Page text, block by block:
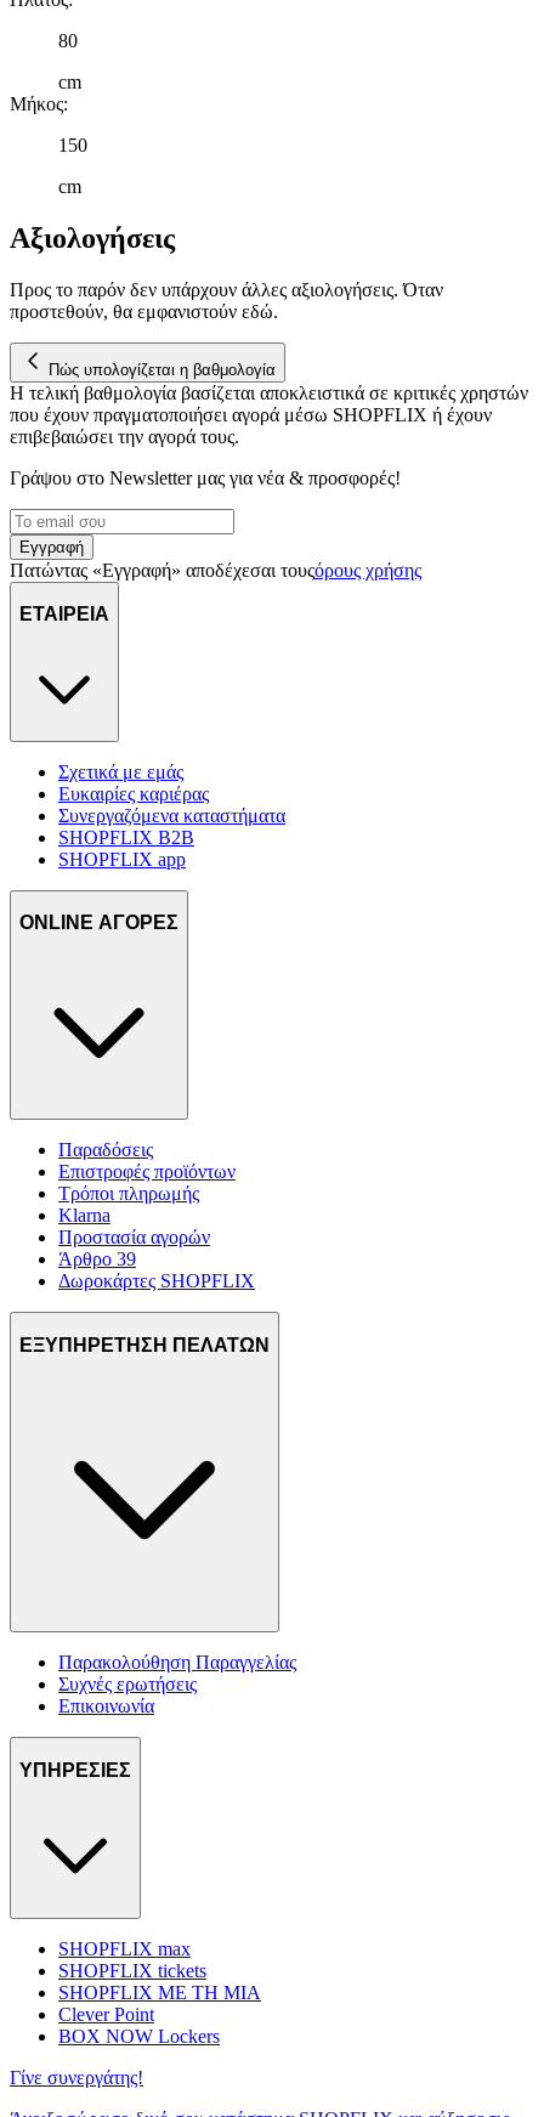
80
cm
Μήκος:
150
cm
Αξιολογήσεις
Προς το παρόν δεν υπάρχουν άλλες αξιολογήσεις. Όταν
προστεθούν, θα εμφανιστούν εδώ.
Πώς υπολογίζεται η βαθμολογία
Η τελική βαθμολογία βασίζεται αποκλειστικά σε κριτικές χρηστών
που έχουν πραγματοποιήσει αγορά μέσω SHOPFLIX ή έχουν
επιβεβαιώσει την αγορά τους.
Γράψου στο Νewsletter μας για νέα & προσφορές!
Εγγραφή
Πατώντας «Εγγραφή» αποδέχεσαι τουςόρους χρήσης
ΕΤΑΙΡΕΙΑ
Σχετικά με εμάς
Ευκαιρίες καριέρας
Συνεργαζόμενα καταστήματα
SHOPFLIX B2B
SHOPFLIX app
ONLINE ΑΓΟΡΕΣ
Παραδόσεις
Επιστροφές προϊόντων
Τρόποι πληρωμής
Klarna
Προστασία αγορών
Άρθρο 39
Δωροκάρτες SHOPFLIX
ΕΞΥΠΗΡΕΤΗΣΗ ΠΕΛΑΤΩΝ
Παρακολούθηση Παραγγελίας
Συχνές ερωτήσεις
Επικοινωνία
ΥΠΗΡΕΣΙΕΣ
SHOPFLIX max
SHOPFLIX tickets
SHOPFLIX ΜΕ ΤΗ ΜΙΑ
Clever Point
BOX NOW Lockers
Γίνε συνεργάτης!